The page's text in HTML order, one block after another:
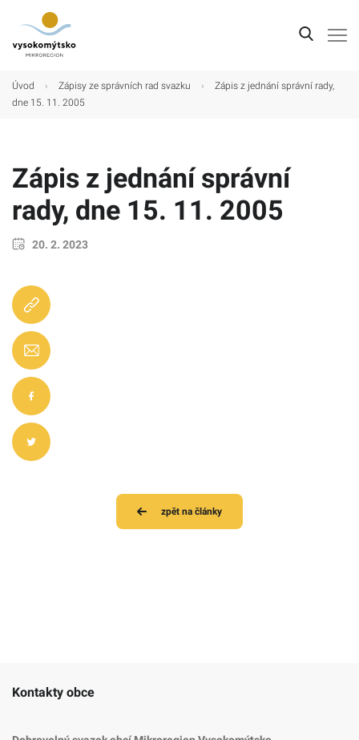
Úvod › Zápisy ze správních rad svazku ›
Zápis z jednání správní rady,
dne 15. 11. 2005
Zápis z jednání správní
rady, dne 15. 11. 2005
20. 2. 2023
zpět na články
Kontakty obce
Úvod
Turistické cíle
Kultura
Kontakt